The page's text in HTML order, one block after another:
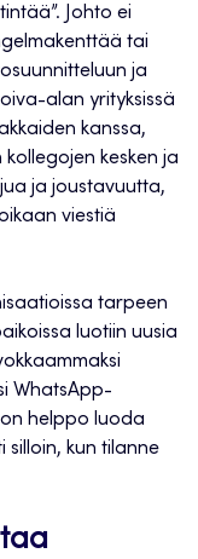
Johto ei
tai
ja
alan yrityksissä
kanssa,
kesken ja
ja joustavuutta,
viestiä
tarpeen
luotiin uusia
WhatsApp-
helppo luoda
silloin, kun tilanne